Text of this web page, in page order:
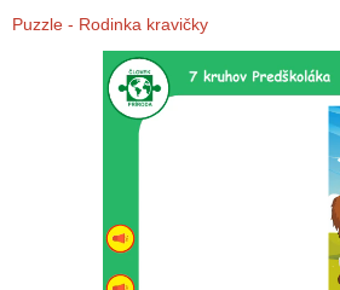
Puzzle - Rodinka kravičky